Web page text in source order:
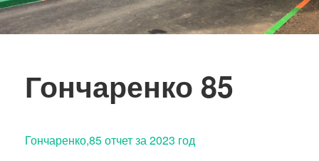
Гончаренко 85
Гончаренко,85 отчет за 2023 год